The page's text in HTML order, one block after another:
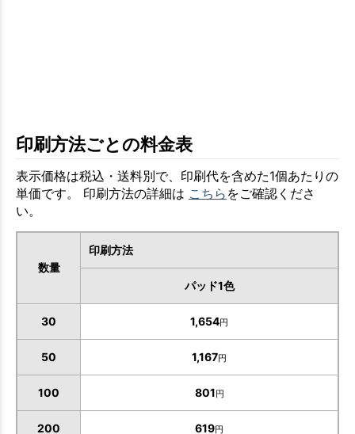
印刷方法ごとの料金表
表示価格は税込・送料別で、印刷代を含めた1個あたりの
単価です。 印刷方法の詳細は こちら をご確認くださ
い。
数量
印刷方法
パッド1色
30 1,654円
50 1,167円
100 801円
200 619円